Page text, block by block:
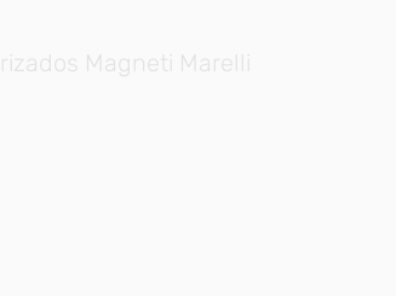
Magneti Marelli